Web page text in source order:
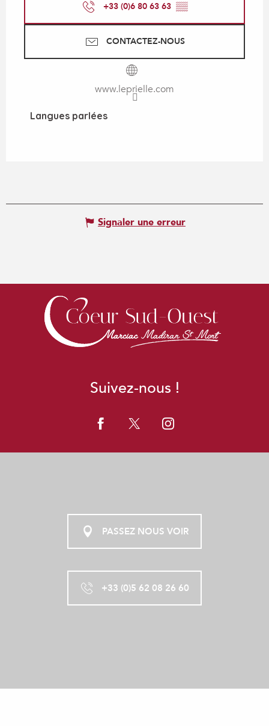
+33 (0)6 80 63 63 ▒▒
CONTACTEZ-NOUS
www.leprielle.com
Langues parlées
Langues parlées
Signaler une erreur
Suivez-nous !
PASSEZ NOUS VOIR
+33 (0)5 62 08 26 60